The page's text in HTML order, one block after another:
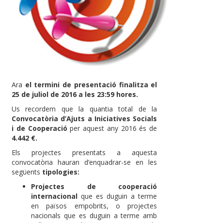
Ara el termini de presentació finalitza el
25 de juliol de 2016 a les 23:59 hores.
Us recordem que la quantia total de la
Convocatòria d’Ajuts a Iniciatives Socials
i de Cooperació per aquest any 2016 és de
4.442 €.
Els projectes presentats a aquesta
convocatòria hauran d’enquadrar-se en les
següents tipologies:
Projectes de cooperació
internacional que es duguin a terme
en països empobrits, o projectes
nacionals que es duguin a terme amb